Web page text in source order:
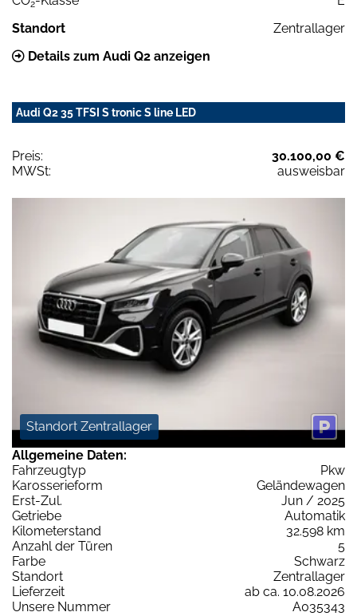
2
Standort
Zentrallager
Details zum Audi Q2 anzeigen
Audi Q2 35 TFSI S tronic S line LED
Preis:
30.100,00 €
MWSt:
ausweisbar
Standort Zentrallager
Allgemeine Daten:
Fahrzeugtyp
Pkw
Karosserieform
Geländewagen
Erst-Zul.
Jun / 2025
Getriebe
Automatik
Kilometerstand
32.598 km
Anzahl der Türen
5
Farbe
Schwarz
Standort
Zentrallager
Lieferzeit
ab ca. 10.08.2026
Unsere Nummer
A035343